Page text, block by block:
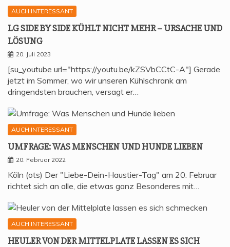
AUCH INTERESSANT
LG SIDE BY SIDE KÜHLT NICHT MEHR – URSA­CHE UND
LÖSUNG
20. Juli 2023
[su_youtube url="https://youtu.be/kZSVbCCtC-A"] Gerade
jetzt im Sommer, wo wir unseren Kühlschrank am
dringendsten brauchen, versagt er…
AUCH INTERESSANT
UMFRA­GE: WAS MEN­SCHEN UND HUN­DE LIEBEN
20. Februar 2022
Köln (ots) Der "Liebe-Dein-Haustier-Tag" am 20. Februar
richtet sich an alle, die etwas ganz Besonderes mit…
AUCH INTERESSANT
HEU­LER VON DER MIT­TEL­P­LA­TE LAS­SEN ES SICH